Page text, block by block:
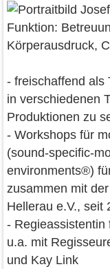
Funktion:
Körperausdruck,
- freischaffend als
in verschiedenen
Produktionen zu
- Workshops für
(sound-specific-
environments®)
zusammen mit
Hellerau e.V., seit
- Regieassistentin
u.a. mit
und Kay Link